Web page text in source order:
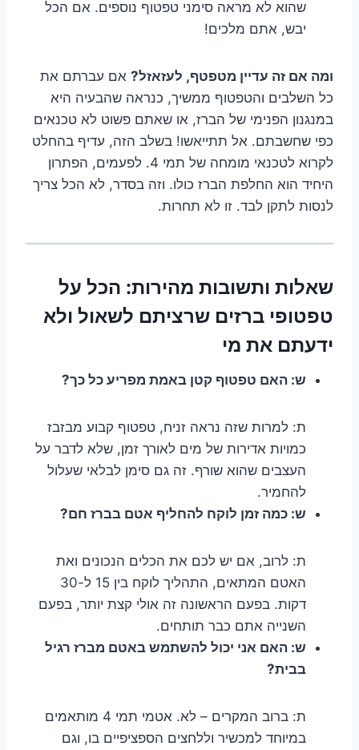
שהוא לא מראה סימני טפטוף נוספים. אם הכל
יבש, אתם מלכים!
ומה אם זה עדיין מטפטף, לעזאזל? אם עברתם את
כל השלבים והטפטוף ממשיך, כנראה שהבעיה היא
במנגנון הפנימי של הברז, או שאתם פשוט לא טכנאים
כפי שחשבתם. אל תתייאשו! בשלב הזה, עדיף בהחלט
לקרוא לטכנאי מומחה של תמי 4. לפעמים, הפתרון
היחיד הוא החלפת הברז כולו. וזה בסדר, לא הכל צריך
לנסות לתקן לבד. זו לא תחרות.
שאלות ותשובות מהירות: הכל על
טפטופי ברזים שרציתם לשאול ולא
ידעתם את מי
ש: האם טפטוף קטן באמת מפריע כל כך?
ת: למרות שזה נראה זניח, טפטוף קבוע מבזבז
כמויות אדירות של מים לאורך זמן, שלא לדבר על
העצבים שהוא שורף. זה גם סימן לבלאי שעלול
להחמיר.
ש: כמה זמן לוקח להחליף אטם בברז חם?
ת: לרוב, אם יש לכם את הכלים הנכונים ואת
האטם המתאים, התהליך לוקח בין 15 ל-30
דקות. בפעם הראשונה זה אולי קצת יותר, בפעם
השנייה אתם כבר תותחים.
ש: האם אני יכול להשתמש באטם מברז רגיל
בבית?
ת: ברוב המקרים – לא. אטמי תמי 4 מותאמים
במיוחד למכשיר וללחצים הספציפיים בו, וגם